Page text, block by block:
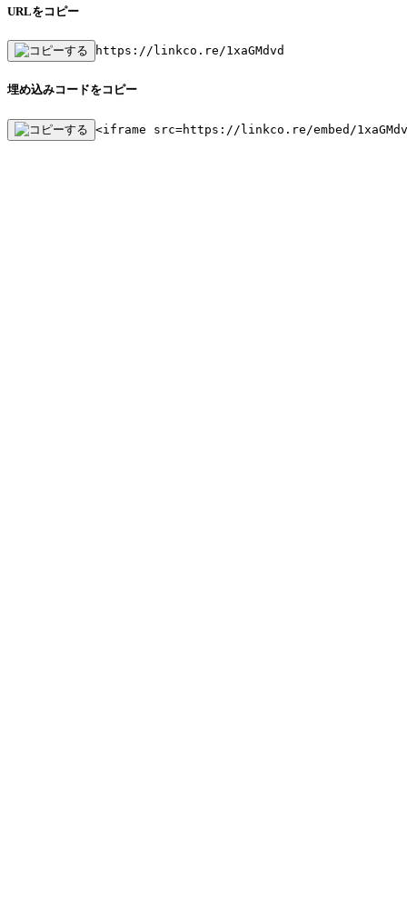
URLをコピー
https://linkco.re/1xaGMdvd
埋め込みコードをコピー
<iframe src=https://linkco.re/embed/